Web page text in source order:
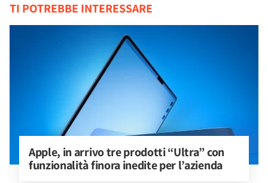
TI POTREBBE INTERESSARE
Apple, in arrivo tre prodotti “Ultra” con
funzionalità finora inedite per l’azienda